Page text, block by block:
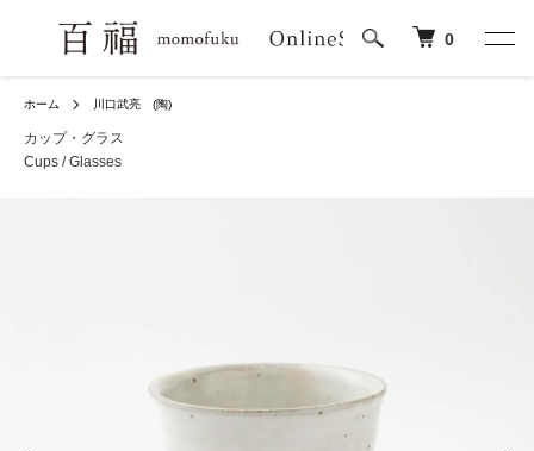
0
ホーム 川口武亮 (陶)
カップ・グラス
Cups / Glasses